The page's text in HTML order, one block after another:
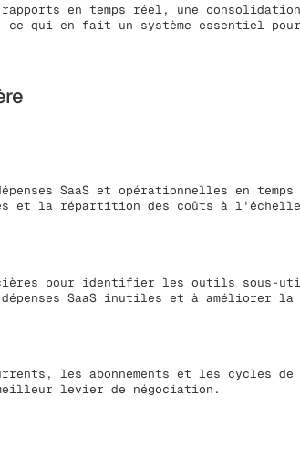
en temps réel, une
qui en fait un système essentiel
SaaS et opérationnelles en
et la répartition des coûts à
pour identifier les outils sous-
SaaS inutiles et à améliorer
les abonnements et les cycles de
levier de négociation.